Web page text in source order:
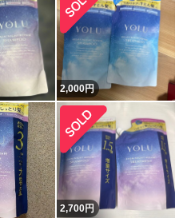
2,000円
2,700円